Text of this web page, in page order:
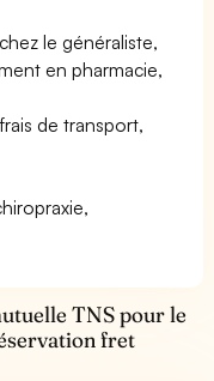
le généraliste,
en pharmacie,
de transport,
TNS pour le
fret